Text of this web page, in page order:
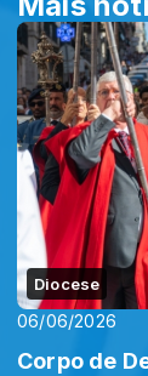
Diocese
06/06/2026
Corpo de